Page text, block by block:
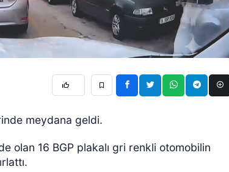
meydana geldi.
olan 16 BGP plakalı gri renkli otomobilin